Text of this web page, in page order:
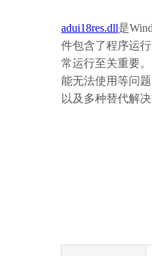
adui18res.dll是
件包含了程序运行
常运行至关重要
能无法使用等问
以及多种替代解决